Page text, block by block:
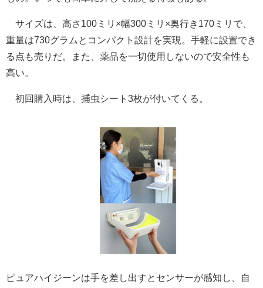
サイズは、高さ100ミリ×幅300ミリ×奥行き170ミリで、
重量は730グラムとコンパクト設計を実現。手軽に設置でき
る点も売りだ。また、薬品を一切使用しないので安全性も
高い。
初回購入時は、捕虫シート3枚が付いてくる。
ピュアハイジーンは手を差し出すとセンサーが感知し、自